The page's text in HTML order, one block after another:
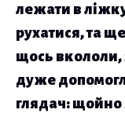
лежати в
рухатися, та
щось вкололи,
дуже
глядач: